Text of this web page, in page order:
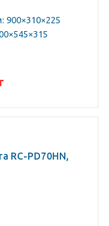
900×310×225
RC-PD70HN,